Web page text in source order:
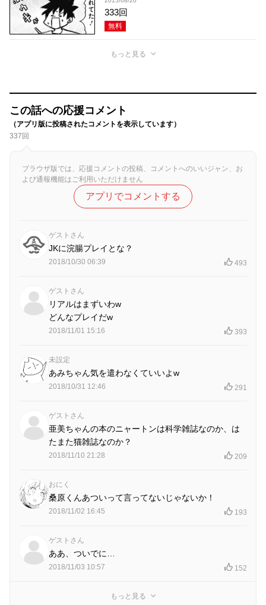
333回
無料
もっと見る
この話への応援コメント
（アプリ版に投稿されたコメントを表示しています）
337回
ブラウザ版では、応援コメントの投稿、コメントへのいいジャン、お
よび通報機能はご利用いただけません
アプリでコメントする
ゲストさん
JKに浣腸プレイとな？
2018/10/30 06:39 493
ゲストさん
リアルはまずいわw
どんなプレイだw
2018/11/01 15:16 393
未設定
あみちゃん気を遣わなくていいよw
2018/10/31 12:46 291
ゲストさん
亜美ちゃんの本のニャートンは科学雑誌なのか、は
たまた猫雑誌なのか？
2018/11/10 21:28 209
おにく
桑原くんあついって言ってないじゃないか！
2018/11/02 16:45 193
ゲストさん
ああ、ついでに…
2018/11/03 10:57 152
もっと見る